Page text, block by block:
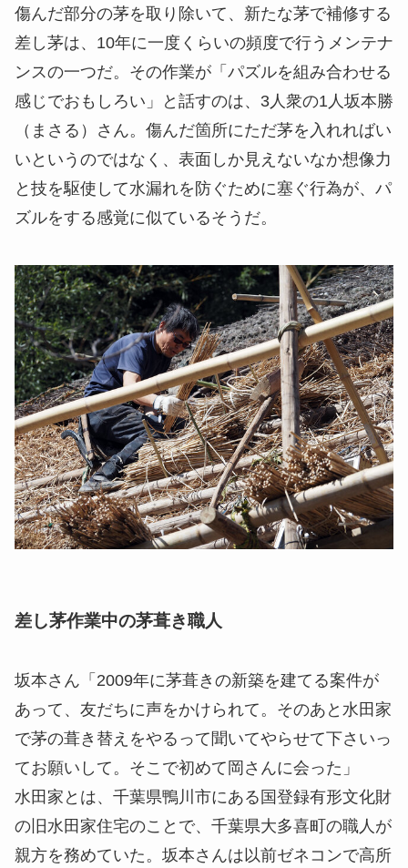
傷んだ部分の茅を取り除いて、新たな茅で補修する
差し茅は、10年に一度くらいの頻度で行うメンテナ
ンスの一つだ。その作業が「パズルを組み合わせる
感じでおもしろい」と話すのは、3人衆の1人坂本勝
（まさる）さん。傷んだ箇所にただ茅を入れればい
いというのではなく、表面しか見えないなか想像力
と技を駆使して水漏れを防ぐために塞ぐ行為が、パ
ズルをする感覚に似ているそうだ。
差し茅作業中の茅葺き職人
坂本さん 「2009年に茅葺きの新築を建てる案件が
あって、友だちに声をかけられて。そのあと水田家
で茅の葺き替えをやるって聞いてやらせて下さいっ
てお願いして。そこで初めて岡さんに会った」
水田家とは、千葉県鴨川市にある国登録有形文化財
の旧水田家住宅のことで、千葉県大多喜町の職人が
親方を務めていた。坂本さんは以前ゼネコンで高所